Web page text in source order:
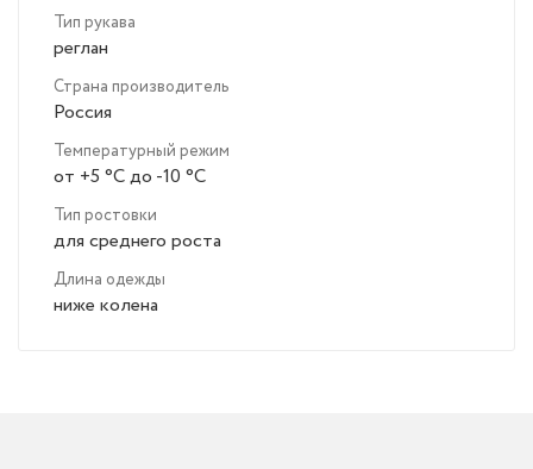
Тип рукава
реглан
Страна производитель
Россия
Температурный режим
от +5 °C до -10 °C
Тип ростовки
для среднего роста
Длина одежды
ниже колена